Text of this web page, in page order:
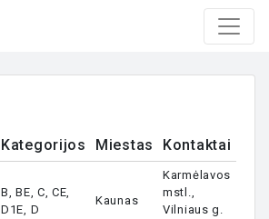
Kategorijos Miestas Kontaktai
B, BE, C, CE,
D1E, D
Kaunas
Karmėlavos
mstl.,
Vilniaus g.